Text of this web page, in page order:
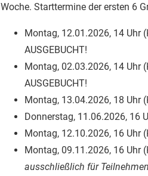
Woche. Starttermine der ersten 6
Montag, 12.01.2026, 14 Uhr
AUSGEBUCHT!
Montag, 02.03.2026, 14 Uhr
AUSGEBUCHT!
Montag, 13.04.2026, 18 Uhr
Donnerstag, 11.06.2026, 16
Montag, 12.10.2026, 16 Uhr
Montag, 09.11.2026, 16 Uhr
ausschließlich für